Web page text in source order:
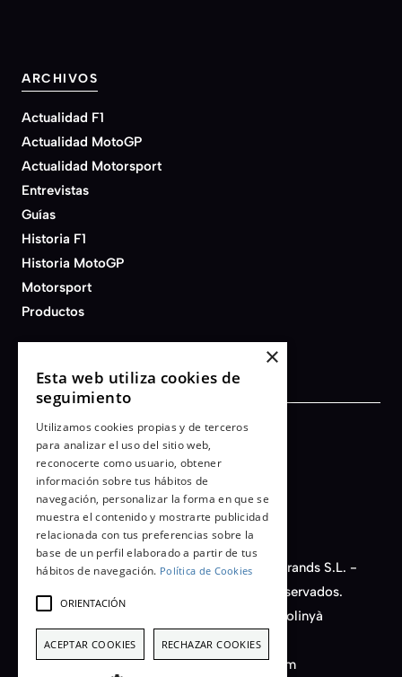
ARCHIVOS
Actualidad F1
Actualidad MotoGP
Actualidad Motorsport
Entrevistas
Guías
Historia F1
Historia MotoGP
Motorsport
Productos
Términos y condiciones
Aviso legal
Política de privacidad
Cookies
© 2026 - AFB Motorsport - Auto Fashion Brands S.L. -
CIF nº B-66450149. Todos los derechos reservados.
C/ Santiago Rusiñol, 14, Nave D11 - 08213 Polinyà
(Barcelona) Spain
+34 933 222 613 - info@afbmotorsport.com
×
Esta web utiliza cookies de
seguimiento
Utilizamos cookies propias y de terceros
para analizar el uso del sitio web,
reconocerte como usuario, obtener
información sobre tus hábitos de
navegación, personalizar la forma en que se
muestra el contenido y mostrarte publicidad
relacionada con tus preferencias sobre la
base de un perfil elaborado a partir de tus
hábitos de navegación. Política de Cookies
ORIENTACIÓN
ACEPTAR COOKIES RECHAZAR COOKIES